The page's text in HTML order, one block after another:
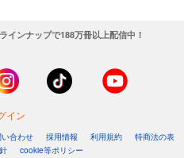
インナップで188万冊以上配信中！
イン
い合わせ 採用情報 利用規約
特商法の表
cookie等ポリシー